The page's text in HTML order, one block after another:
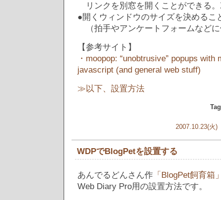
リンクを別窓を開くことができる
●開くウィンドウのサイズを決めるこ
（拍手やアンケートフォームなど
【参考サイト】
・moopop: “unobtrusive” popups with
javascript (and general web stuff)
≫以下、設置方法
Tag
2007.10.23(火)
WDPでBlogPetを設置する
あんでるどんさん作 「BlogPet飼育箱
Web Diary Pro用の設置方法です。